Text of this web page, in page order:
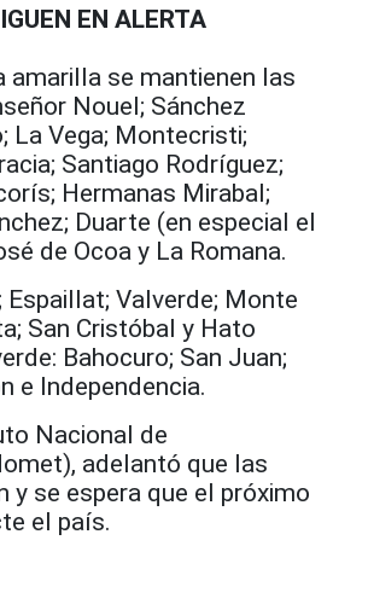
EN ALERTA
amarilla se mantienen las
Nouel; Sánchez
La Vega; Montecristi;
Santiago Rodríguez;
Hermanas Mirabal;
Duarte (en especial el
de Ocoa y La Romana.
Espaillat; Valverde; Monte
San Cristóbal y Hato
Bahocuro; San Juan;
e Independencia.
Nacional de
adelantó que las
y se espera que el próximo
el país.